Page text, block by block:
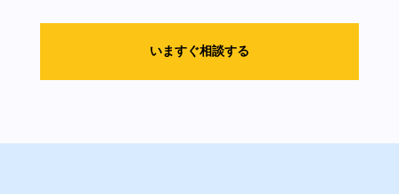
いますぐ相談する